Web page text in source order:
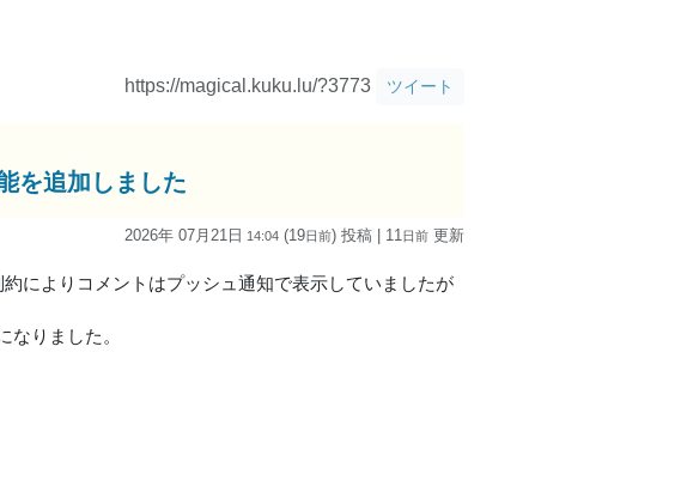
https://magical.kuku.lu/?3773 ツイート
を追加しました
2026年 07月21日 14:04 (19日前) 投稿 | 11日前 更新
によりコメントはプッシュ通知で表示していましたが
りました。